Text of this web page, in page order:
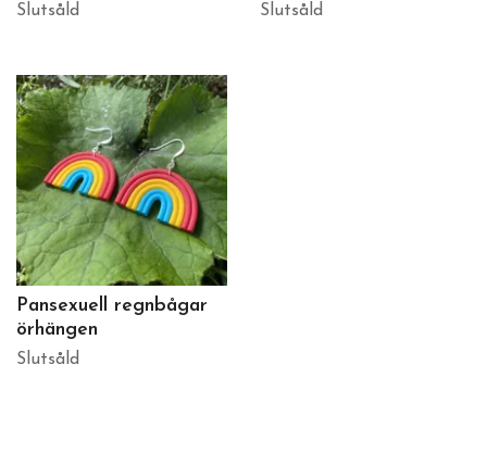
Slutsåld Slutsåld
Pansexuell regnbågar
örhängen
Slutsåld